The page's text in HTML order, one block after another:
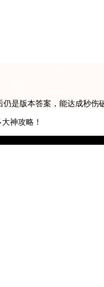
是版本答案，能达成秒
多大神攻略！